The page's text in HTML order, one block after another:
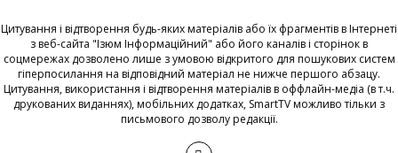
Цитування і відтворення будь-яких матеріалів або їх фрагментів в Інтернеті
з веб-сайта "Ізюм Інформаційний" або його каналів і сторінок в
соцмережах дозволено лише з умовою відкритого для пошукових систем
гіперпосилання на відповідний матеріал не нижче першого абзацу.
Цитування, використання і відтворення матеріалів в оффлайн-медіа (в т.ч.
друкованих виданнях), мобільних додатках, SmartTV можливо тільки з
письмового дозволу редакції.